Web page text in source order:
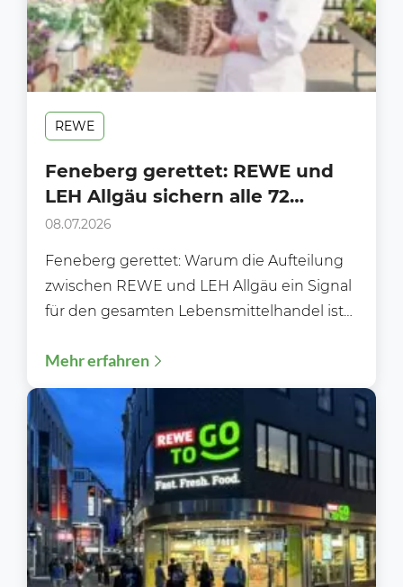
REWE
Feneberg gerettet: REWE und
LEH Allgäu sichern alle 72
Märkte und die Zukunft der
08.07.2026
Feneberg gerettet: Warum die Aufteilung
zwischen REWE und LEH Allgäu ein Signal
für den gesamten Lebensmittelhandel ist
Mehr erfahren